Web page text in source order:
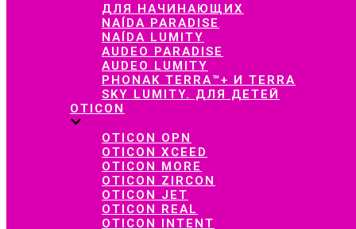
ДЛЯ НАЧИНАЮЩИХ
NAÍDA PARADISE
NAÍDA LUMITY
AUDEO PARADISE
AUDEO LUMITY
PHONAK TERRA™+ И TERRA
SKY LUMITY. ДЛЯ ДЕТЕЙ
OTICON
OTICON OPN
OTICON XCEED
OTICON MORE
OTICON ZIRCON
OTICON JET
OTICON REAL
OTICON INTENT